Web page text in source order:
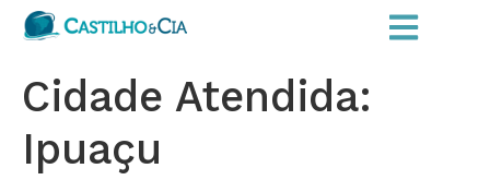
Cidade Atendida:
Ipuaçu